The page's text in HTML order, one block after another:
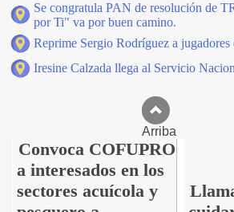
Se congratula PAN de resolución de
por Ti" va por buen camino.
Reprime Sergio Rodríguez a
Iresine Calzada llega al Servicio
Arriba
Convoca COFUPRO
a interesados en los
sectores acuícola y